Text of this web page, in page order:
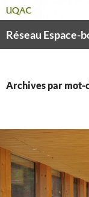
Réseau Espace-
Archives par mot-